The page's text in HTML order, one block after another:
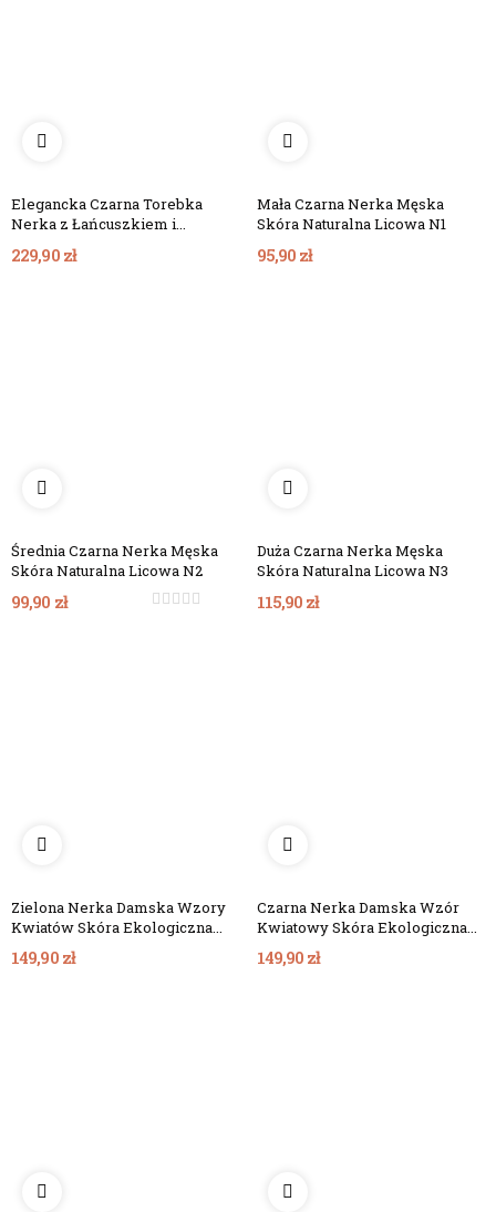
Elegancka Czarna Torebka
Nerka z Łańcuszkiem i
Chwostem ze Skóry
Naturalnej...
229,90 zł
Mała Czarna Nerka Męska
Skóra Naturalna Licowa N1
95,90 zł
Średnia Czarna Nerka Męska
Skóra Naturalna Licowa N2
99,90 zł
Duża Czarna Nerka Męska
Skóra Naturalna Licowa N3
115,90 zł
Zielona Nerka Damska Wzory
Kwiatów Skóra Ekologiczna
149,90 zł
Czarna Nerka Damska Wzór
Kwiatowy Skóra Ekologiczna
149,90 zł